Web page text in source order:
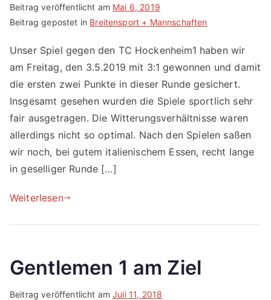
Beitrag veröffentlicht am Mai 6, 2019
Beitrag gepostet in Breitensport + Mannschaften
Unser Spiel gegen den TC Hockenheim1 haben wir
am Freitag, den 3.5.2019 mit 3:1 gewonnen und damit
die ersten zwei Punkte in dieser Runde gesichert.
Insgesamt gesehen wurden die Spiele sportlich sehr
fair ausgetragen. Die Witterungsverhältnisse waren
allerdings nicht so optimal. Nach den Spielen saßen
wir noch, bei gutem italienischem Essen, recht lange
in geselliger Runde […]
Weiterlesen
Gentlemen 1 am Ziel
Beitrag veröffentlicht amJuli 11, 2018